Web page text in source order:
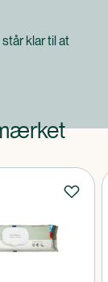
klar til at